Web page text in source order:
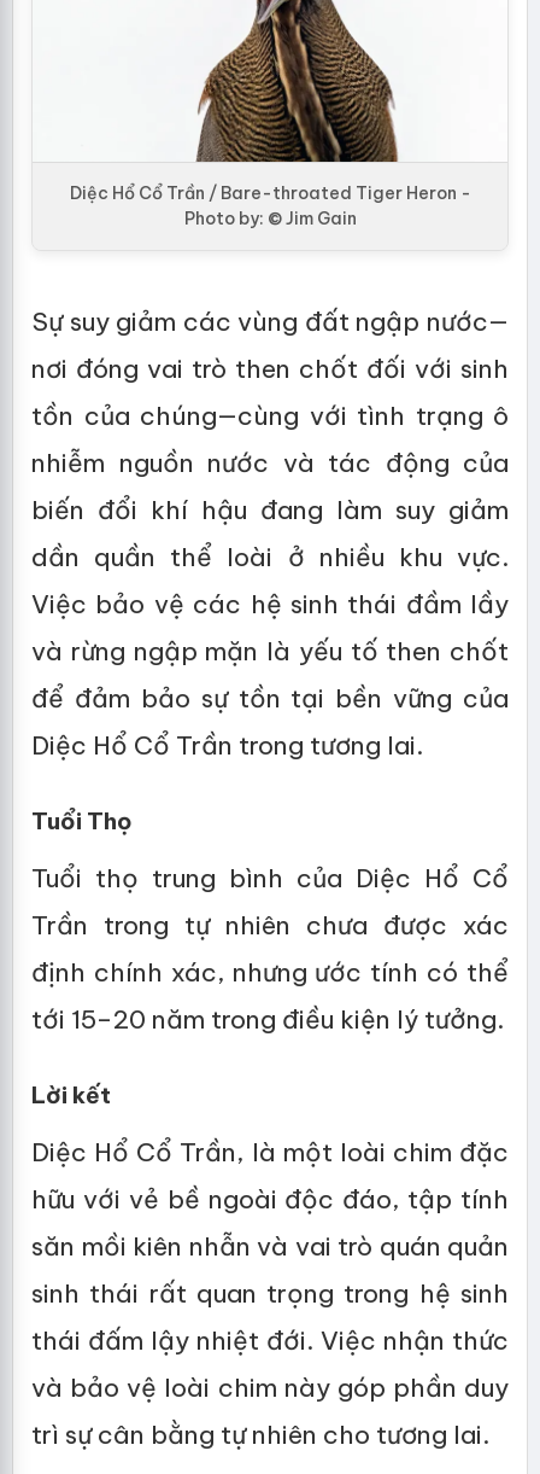
Diệc Hổ Cổ Trần / Bare-throated Tiger Heron -
Photo by: © Jim Gain
Sự suy giảm các vùng đất ngập nước—
nơi đóng vai trò then chốt đối với sinh
tồn của chúng—cùng với tình trạng ô
nhiễm nguồn nước và tác động của
biến đổi khí hậu đang làm suy giảm
dần quần thể loài ở nhiều khu vực.
Việc bảo vệ các hệ sinh thái đầm lầy
và rừng ngập mặn là yếu tố then chốt
để đảm bảo sự tồn tại bền vững của
Diệc Hổ Cổ Trần trong tương lai.
Tuổi Thọ
Tuổi thọ trung bình của Diệc Hổ Cổ
Trần trong tự nhiên chưa được xác
định chính xác, nhưng ước tính có thể
tới 15–20 năm trong điều kiện lý tưởng.
Lời kết
Diệc Hổ Cổ Trần, là một loài chim đặc
hữu với vẻ bề ngoài độc đáo, tập tính
săn mồi kiên nhẫn và vai trò quán quản
sinh thái rất quan trọng trong hệ sinh
thái đấm lậy nhiệt đới. Việc nhận thức
và bảo vệ loài chim này góp phần duy
trì sự cân bằng tự nhiên cho tương lai.